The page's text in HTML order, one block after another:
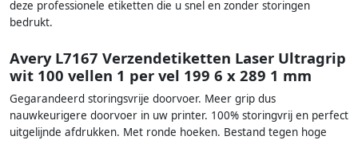
deze professionele etiketten die u snel en zonder storingen
bedrukt.
Avery L7167 Verzendetiketten Laser Ultragrip
wit 100 vellen 1 per vel 199 6 x 289 1 mm
Gegarandeerd storingsvrije doorvoer. Meer grip dus
nauwkeurigere doorvoer in uw printer. 100% storingvrij en perfect
uitgelijnde afdrukken. Met ronde hoeken. Bestand tegen hoge